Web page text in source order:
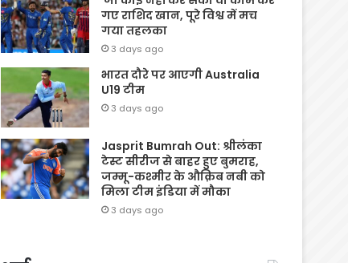
गए राशिद खान, पूरे विश्व में मच
गया तहलका
3 days ago
भारत दौरे पर आएगी Australia
U19 टीम
3 days ago
Jasprit Bumrah Out: श्रीलंका
टेस्ट सीरीज से बाहर हुए बुमराह,
जम्मू-कश्मीर के औक़िब नबी को
मिला टीम इंडिया में मौका
3 days ago